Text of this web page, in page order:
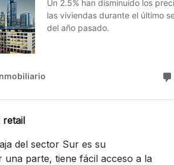
retail
del sector Sur es su
una parte, tiene fácil acceso a la